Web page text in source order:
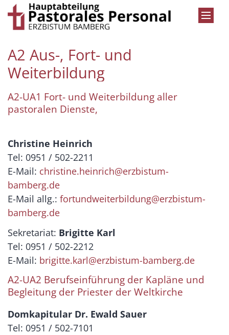
Zum Inhalt springen
A2 Aus-, Fort- und
Weiterbildung
A2-UA1 Fort- und Weiterbildung aller
pastoralen Dienste,
Christine Heinrich
Tel: 0951 / 502-2211
E-Mail: christine.heinrich@erzbistum-
bamberg.de
E-Mail allg.: fortundweiterbildung@erzbistum-
bamberg.de
Sekretariat: Brigitte Karl
Tel: 0951 / 502-2212
E-Mail: brigitte.karl@erzbistum-bamberg.de
A2-UA2 Berufseinführung der Kapläne und
Begleitung der Priester der Weltkirche
Domkapitular Dr. Ewald Sauer
Tel: 0951 / 502-7101